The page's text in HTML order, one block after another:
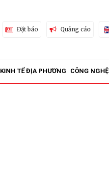
Đặt báo Quảng cáo
KINH TẾ ĐỊA PHƯƠNG CÔNG NGHỆ